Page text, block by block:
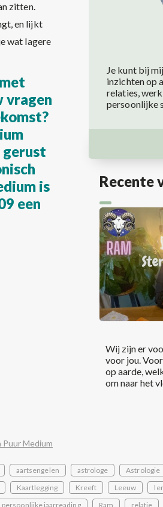
zitten.
en lijkt
wat lagere
vragen
gerust
is
een
Je kunt bij
inzichten op
relaties,
persoonlijke
Recente
Wij zijn er
voor jou.
op aarde,
om naar het
Puur Medium
aartsengelen astrologe Astrologie
Kaartlegging Kreeft Leeuw
persoonlijke jaarreading Ram relatie